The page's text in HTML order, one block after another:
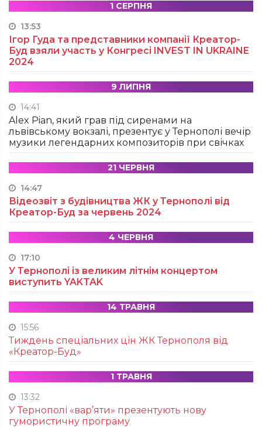
1 СЕРПНЯ
13:53
Ігор Гуда та представники компанії Креатор-
Буд взяли участь у Конгресі INVEST IN UKRAINE
2024
9 ЛИПНЯ
14:41
Alex Pian, який грав під сиренами на
львівському вокзалі, презентує у Тернополі вечір
музики легендарних композиторів при свічках
21 ЧЕРВНЯ
14:47
Відеозвіт з будівництва ЖК у Тернополі від
Креатор-Буд за червень 2024
4 ЧЕРВНЯ
17:10
У Тернополі із великим літнім концертом
виступить YAKTAK
14 ТРАВНЯ
15:56
Тиждень спеціальних цін ЖК Тернополя від
«Креатор-Буд»
1 ТРАВНЯ
13:32
У Тернополі «вар’яти» презентують нову
гумористичну програму